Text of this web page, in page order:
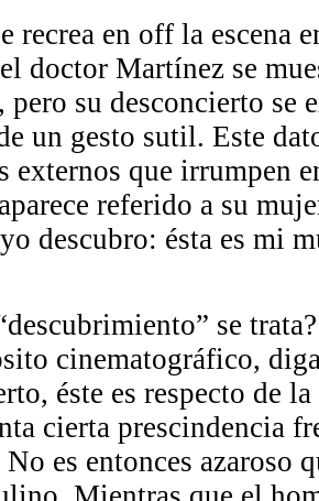
recrea en off la escena
doctor Martínez se
pero su desconcierto se
un gesto sutil. Este
externos que irrumpen
referido a su
descubro: ésta es mi
se
cinematográfico,
éste es respecto de
cierta prescindencia
No es entonces azaroso